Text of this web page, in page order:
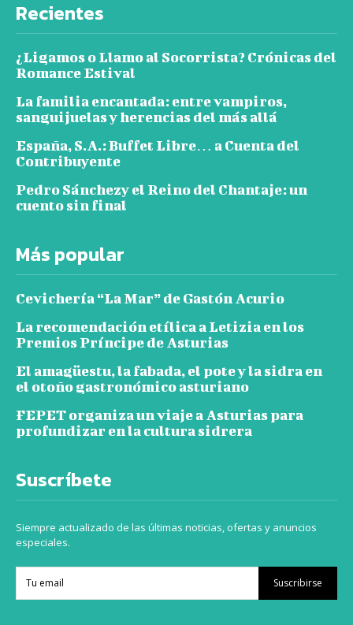
Recientes
¿Ligamos o Llamo al Socorrista? Crónicas del
Romance Estival
La familia encantada: entre vampiros,
sanguijuelas y herencias del más allá
España, S.A.: Buffet Libre… a Cuenta del
Contribuyente
Pedro Sánchezy el Reino del Chantaje: un
cuento sin final
Más popular
Cevichería “La Mar” de Gastón Acurio
La recomendación etílica a Letizia en los
Premios Príncipe de Asturias
El amagüestu, la fabada, el pote y la sidra en
el otoño gastronómico asturiano
FEPET organiza un viaje a Asturias para
profundizar en la cultura sidrera
Suscríbete
Siempre actualizado de las últimas noticias, ofertas y anuncios
especiales.
Suscribirse